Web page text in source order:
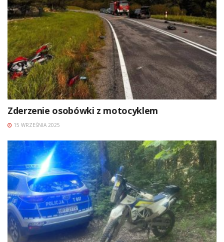
Zderzenie osobówki z motocyklem
15 WRZEŚNIA 2025